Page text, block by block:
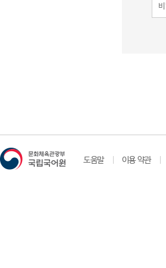
도움말 이용 약관